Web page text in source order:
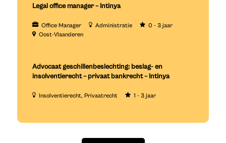
Legal office manager – Intinya
Office Manager Administratie
0 - 3 jaar
Oost-Vlaanderen
Advocaat geschillenbeslechting: beslag- en
insolventierecht – privaat bankrecht – Intinya
Insolventierecht Privaatrecht 1 - 3 jaar